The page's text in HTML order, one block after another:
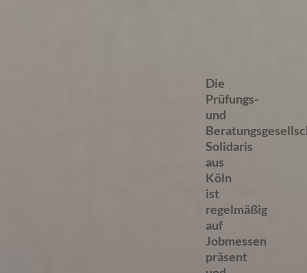
Die
Prüfungs-
und
Solidaris
aus
Köln
ist
regelmäßig
auf
Jobmessen
präsent